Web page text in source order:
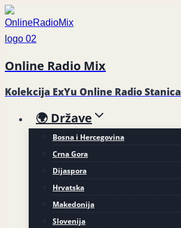
Skip
to
content
Online Radio Mix
Kolekcija ExYu Online Radio Stanica
🌍 Države
Bosna i Hercegovina
Crna Gora
Dijaspora
Hrvatska
Makedonija
Slovenija